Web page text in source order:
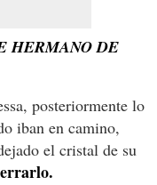
HERMANO DE
posteriormente lo
iban en camino,
el cristal de su